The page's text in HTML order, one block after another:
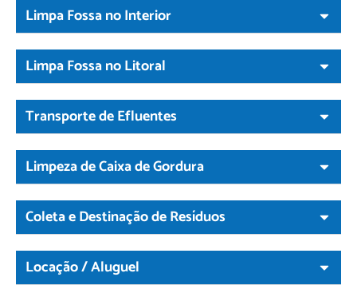
Limpa Fossa no Interior
Limpa Fossa no Litoral
Transporte de Efluentes
Limpeza de Caixa de Gordura
Coleta e Destinação de Resíduos
Locação / Aluguel